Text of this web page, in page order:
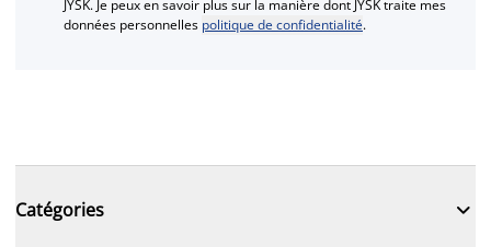
JYSK. Je peux en savoir plus sur la manière dont JYSK traite mes
données personnelles politique de confidentialité.
Catégories 